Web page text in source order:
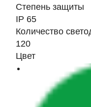
Степень защиты
IP 65
Количество
120
Цвет